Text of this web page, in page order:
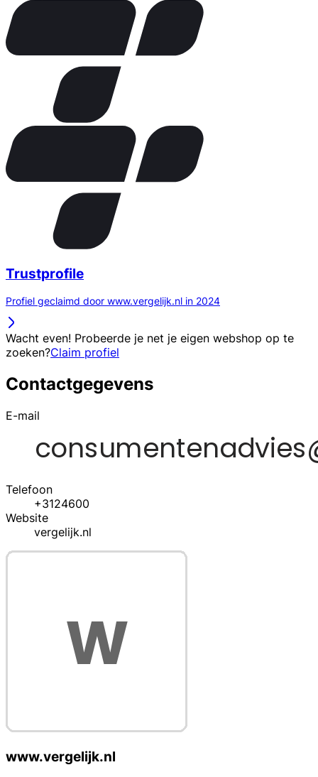
Trustprofile
Profiel geclaimd door www.vergelijk.nl in 2024
Wacht even! Probeerde je net je eigen webshop op te
zoeken?Claim profiel
Contactgegevens
E-mail
Telefoon
+3124600
Website
vergelijk.nl
www.vergelijk.nl